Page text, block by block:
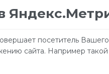
посетитель
сайта. Например такой